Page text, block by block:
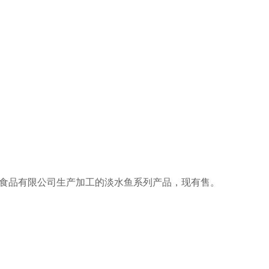
限公司生产加工的淡水鱼系列产品，现有售。